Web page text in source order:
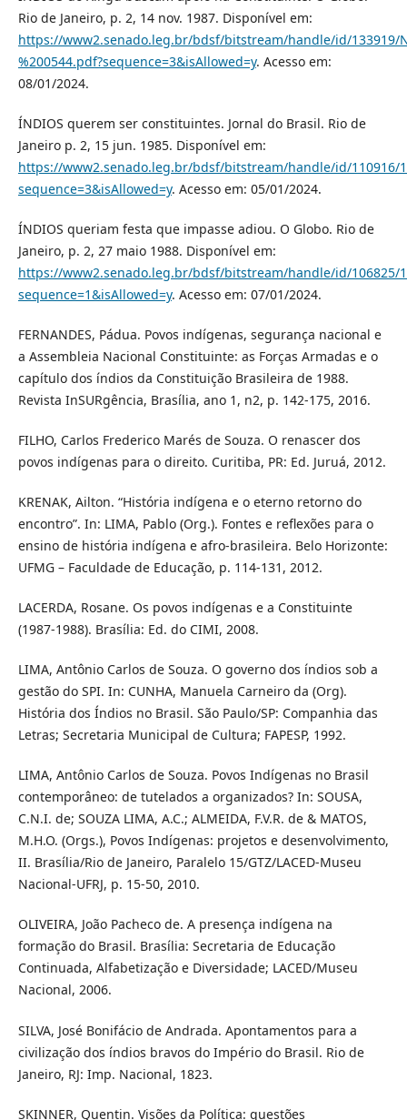
Rio de Janeiro, p. 2, 14 nov. 1987. Disponível em:
https://www2.senado.leg.br/bdsf/bitstream/handle/id/133919/
%200544.pdf?sequence=3&isAllowed=y. Acesso em:
08/01/2024.
ÍNDIOS querem ser constituintes. Jornal do Brasil. Rio de
Janeiro p. 2, 15 jun. 1985. Disponível em:
https://www2.senado.leg.br/bdsf/bitstream/handle/id/110916/
sequence=3&isAllowed=y. Acesso em: 05/01/2024.
ÍNDIOS queriam festa que impasse adiou. O Globo. Rio de
Janeiro, p. 2, 27 maio 1988. Disponível em:
https://www2.senado.leg.br/bdsf/bitstream/handle/id/106825/
sequence=1&isAllowed=y. Acesso em: 07/01/2024.
FERNANDES, Pádua. Povos indígenas, segurança nacional e
a Assembleia Nacional Constituinte: as Forças Armadas e o
capítulo dos índios da Constituição Brasileira de 1988.
Revista InSURgência, Brasília, ano 1, n2, p. 142-175, 2016.
FILHO, Carlos Frederico Marés de Souza. O renascer dos
povos indígenas para o direito. Curitiba, PR: Ed. Juruá, 2012.
KRENAK, Ailton. “História indígena e o eterno retorno do
encontro”. In: LIMA, Pablo (Org.). Fontes e reflexões para o
ensino de história indígena e afro-brasileira. Belo Horizonte:
UFMG – Faculdade de Educação, p. 114-131, 2012.
LACERDA, Rosane. Os povos indígenas e a Constituinte
(1987-1988). Brasília: Ed. do CIMI, 2008.
LIMA, Antônio Carlos de Souza. O governo dos índios sob a
gestão do SPI. In: CUNHA, Manuela Carneiro da (Org).
História dos Índios no Brasil. São Paulo/SP: Companhia das
Letras; Secretaria Municipal de Cultura; FAPESP, 1992.
LIMA, Antônio Carlos de Souza. Povos Indígenas no Brasil
contemporâneo: de tutelados a organizados? In: SOUSA,
C.N.I. de; SOUZA LIMA, A.C.; ALMEIDA, F.V.R. de & MATOS,
M.H.O. (Orgs.), Povos Indígenas: projetos e desenvolvimento,
II. Brasília/Rio de Janeiro, Paralelo 15/GTZ/LACED-Museu
Nacional-UFRJ, p. 15-50, 2010.
OLIVEIRA, João Pacheco de. A presença indígena na
formação do Brasil. Brasília: Secretaria de Educação
Continuada, Alfabetização e Diversidade; LACED/Museu
Nacional, 2006.
SILVA, José Bonifácio de Andrada. Apontamentos para a
civilização dos índios bravos do Império do Brasil. Rio de
Janeiro, RJ: Imp. Nacional, 1823.
SKINNER, Quentin. Visões da Política: questões